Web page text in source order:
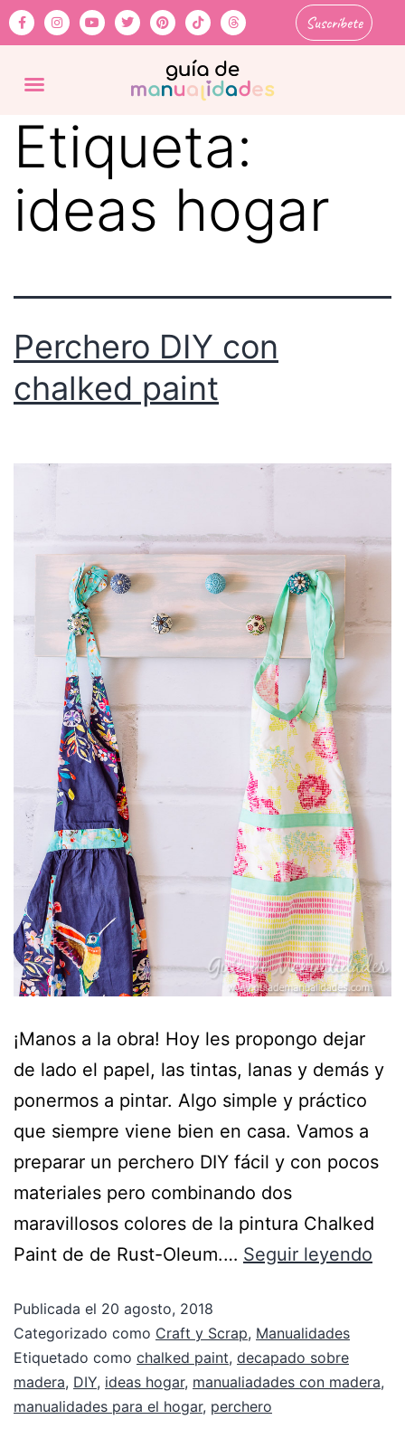
Suscríbete
Etiqueta:
ideas hogar
Perchero DIY con
chalked paint
¡Manos a la obra! Hoy les propongo dejar
de lado el papel, las tintas, lanas y demás y
ponermos a pintar. Algo simple y práctico
que siempre viene bien en casa. Vamos a
preparar un perchero DIY fácil y con pocos
materiales pero combinando dos
maravillosos colores de la pintura Chalked
Paint de de Rust-Oleum.… Seguir leyendo
Publicada el 20 agosto, 2018
Categorizado como Craft y Scrap, Manualidades
Etiquetado como chalked paint, decapado sobre
madera, DIY, ideas hogar, manualiadades con madera,
manualidades para el hogar, perchero